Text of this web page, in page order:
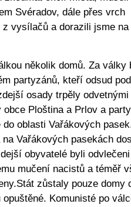
Svéradov, dále přes vrch
vysílačů a dorazili jsme na
několik domů. Za války
partyzánů, kteří odsud
osady trpěly odvetnými
Ploština a Prlov a
oblasti Vařákových
Vařákových pasekách
obyvatelé byli
mučení nacistů a téměř
zůstaly pouze domy
Komunisté po